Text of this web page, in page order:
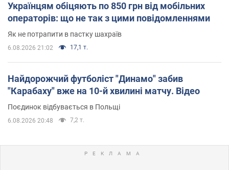
Українцям обіцяють по 850 грн від мобільних
операторів: що не так з цими повідомленнями
Як не потрапити в пастку шахраїв
6.08.2026 21:02 17,1 т.
Найдорожчий футболіст "Динамо" забив
"Карабаху" вже на 10-й хвилині матчу. Відео
Поєдинок відбувається в Польщі
6.08.2026 20:48 7,2 т.